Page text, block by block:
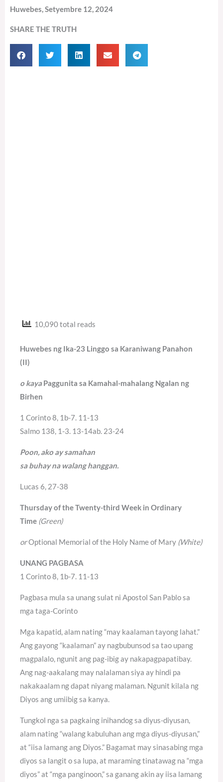
Huwebes, Setyembre 12, 2024
SHARE THE TRUTH
10,090 total reads
Huwebes ng Ika-23 Linggo sa Karaniwang Panahon
(II)
o kayaPaggunita sa Kamahal-mahalang Ngalan ng
Birhen
1 Corinto 8, 1b-7. 11-13
Salmo 138, 1-3. 13-14ab. 23-24
Poon, ako ay samahan
sa buhay na walang hanggan.
Lucas 6, 27-38
Thursday of the Twenty-third Week in Ordinary
Time (Green)
orOptional Memorial of the Holy Name of Mary (White)
UNANG PAGBASA
1 Corinto 8, 1b-7. 11-13
Pagbasa mula sa unang sulat ni Apostol San Pablo sa
mga taga-Corinto
Mga kapatid, alam nating “may kaalaman tayong lahat.”
Ang gayong “kaalaman” ay nagbubunsod sa tao upang
magpalalo, ngunit ang pag-ibig ay nakapagpapatibay.
Ang nag-aakalang may nalalaman siya ay hindi pa
nakakaalam ng dapat niyang malaman. Ngunit kilala ng
Diyos ang umiibig sa kanya.
Tungkol nga sa pagkaing inihandog sa diyus-diyusan,
alam nating “walang kabuluhan ang mga diyus-diyusan,”
at “iisa lamang ang Diyos.” Bagamat may sinasabing mga
diyos sa langit o sa lupa, at maraming tinatawag na “mga
diyos” at “mga panginoon,” sa ganang akin ay iisa lamang